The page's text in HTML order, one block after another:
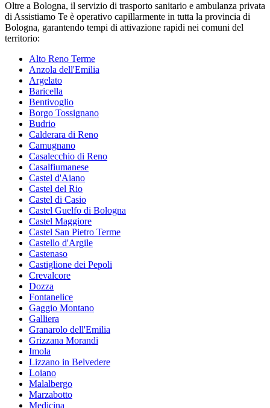
Oltre a Bologna, il servizio di trasporto sanitario e ambulanza privata
di Assistiamo Te è operativo capillarmente in tutta la provincia di
Bologna, garantendo tempi di attivazione rapidi nei comuni del
territorio:
Alto Reno Terme
Anzola dell'Emilia
Argelato
Baricella
Bentivoglio
Borgo Tossignano
Budrio
Calderara di Reno
Camugnano
Casalecchio di Reno
Casalfiumanese
Castel d'Aiano
Castel del Rio
Castel di Casio
Castel Guelfo di Bologna
Castel Maggiore
Castel San Pietro Terme
Castello d'Argile
Castenaso
Castiglione dei Pepoli
Crevalcore
Dozza
Fontanelice
Gaggio Montano
Galliera
Granarolo dell'Emilia
Grizzana Morandi
Imola
Lizzano in Belvedere
Loiano
Malalbergo
Marzabotto
Medicina